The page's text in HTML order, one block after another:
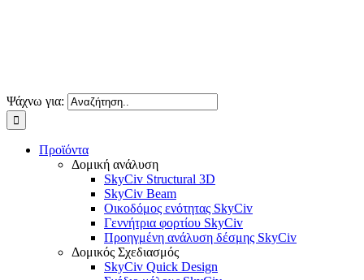
Ψάχνω για:
Προϊόντα
Δομική ανάλυση
SkyCiv Structural 3D
SkyCiv Beam
Οικοδόμος ενότητας SkyCiv
Γεννήτρια φορτίου SkyCiv
Προηγμένη ανάλυση δέσμης SkyCiv
Δομικός Σχεδιασμός
SkyCiv Quick Design